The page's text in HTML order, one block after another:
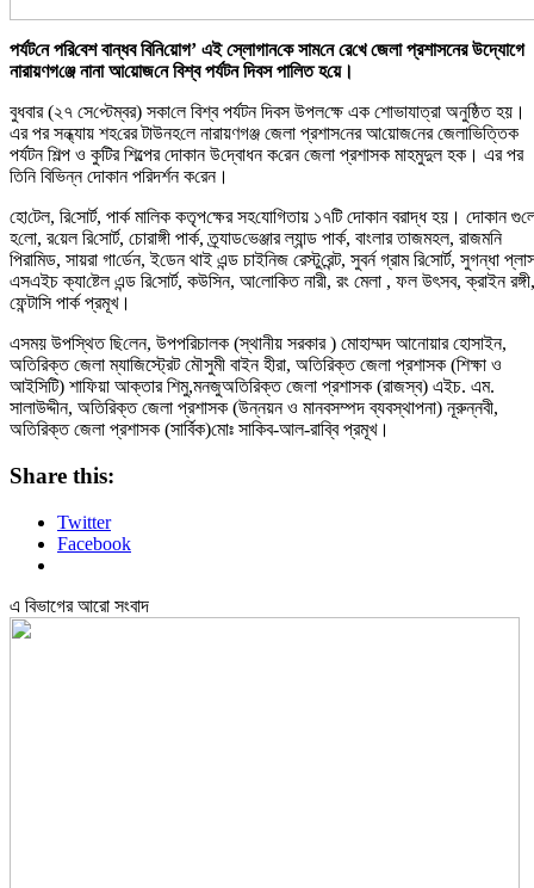
পর্যট‌নে প‌রি‌বেশ বান্ধব বি‌নি‌য়োগ’ এই স্লোগান‌কে সাম‌নে রে‌খে জেলা প্রশাসনের উদ্যোগে
নারায়ণগ‌ঞ্জে নানা আ‌য়োজ‌নে বিশ্ব পর্যটন দিবস পা‌লিত হ‌য়ে।
বুধবার (২৭ সে‌প্টেম্বর) সকা‌লে বিশ্ব পর্যটন দিবস উপল‌ক্ষে এক শোভাযাত্রা অনু‌ষ্ঠিত হয়।
এর পর সন্ধ্যায় শহ‌রের টাউনহ‌লে নারায়ণগঞ্জ জেলা প্রশাস‌নের আ‌য়োজ‌নের জেলাভিত্তিক
পর্যটন শি‌ল্প ও কুটির শিল্পের দোকান উ‌দ্বোধন ক‌রেন জেলা প্রশাসক মাহমুদুল হক। এর পর
তি‌নি বি‌ভিন্ন দোকান প‌রিদর্শন ক‌রেন।
হো‌টেল, রি‌সোর্ট, পার্ক মা‌লিক কতৃপ‌ক্ষের সহ‌যো‌গিতায় ১৭‌টি ‌দোকান বরাদ্ধ হয়। ‌দোকান
হ‌লো, র‌য়েল রি‌সোর্ট, চোরাঙ্গী পার্ক, ত্র্যাড‌ভেঞ্জার ল্যান্ড পার্ক, বাংলার তাজমহল, রাজম‌নি
পিরা‌মিড, সায়রা গা‌র্ডেন, ই‌ডেন থাই এন্ড চাই‌নিজ রেস্টু‌রেন্ট, সুবর্ন গ্রাম রি‌সোর্ট, সুগন্ধা
এসএইচ ক্যা‌ষ্টেল এন্ড রি‌সোর্ট, কউ‌সিন, আ‌লোকিত নারী, রং মেলা , ফল উৎসব, ক্রাইন রঙ্গী,
ফেন্টা‌সি পার্ক প্রমূখ।
এসময় উপ‌স্থিত ছি‌লেন, উপপরিচালক (স্থানীয় সরকার ) মোহাম্মদ আনোয়ার হোসাইন,
অতিরিক্ত জেলা ম্যাজিস্ট্রেট মৌসুমী বাইন হীরা, অতিরিক্ত জেলা প্রশাসক (শিক্ষা ও
আইসিটি) শাফিয়া আক্তার শিমু,মনজুঅতিরিক্ত জেলা প্রশাসক (রাজস্ব) এইচ. এম.
সালাউদ্দীন, অতিরিক্ত জেলা প্রশাসক (উন্নয়ন ও মানবসম্পদ ব্যবস্থাপনা) নূরুন্নবী,
অতিরিক্ত জেলা প্রশাসক (সার্বিক)মোঃ সাকিব-আল-রাব্বি প্রমূখ।
Share this:
Twitter
Facebook
এ বিভাগের আরো সংবাদ